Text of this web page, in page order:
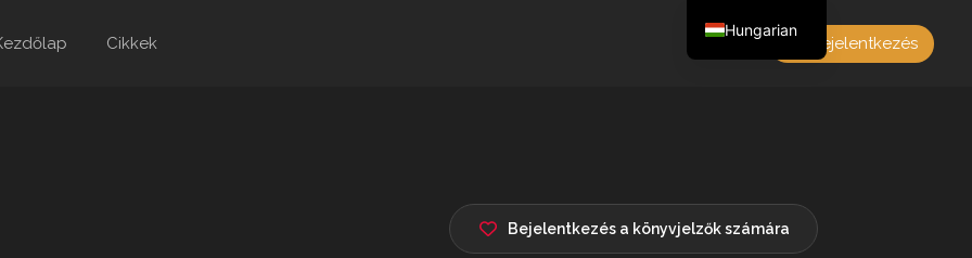
Cikkek Bejelentkezés
Bejelentkezés a könyvjelzők számára
Hungarian
English
French